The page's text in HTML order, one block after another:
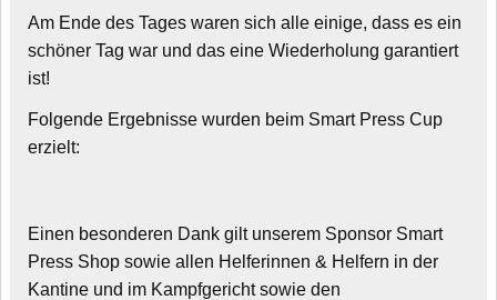
Am Ende des Tages waren sich alle einige, dass es ein
schöner Tag war und das eine Wiederholung garantiert
ist!
Folgende Ergebnisse wurden beim Smart Press Cup
erzielt:
Einen besonderen Dank gilt unserem Sponsor Smart
Press Shop sowie allen Helferinnen & Helfern in der
Kantine und im Kampfgericht sowie den